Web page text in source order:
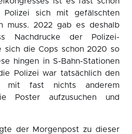
sich mit gefälschten
muss. 2022 gab es deshalb
Nachdrucke der Polizei-
sich die Cops schon 2020 so
hingen in S-Bahn-Stationen
Polizei war tatsächlich den
mit fast nichts anderem
Poster aufzusuchen und
der Morgenpost zu dieser